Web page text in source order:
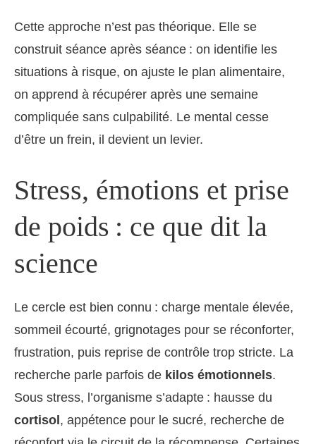
Cette approche n’est pas théorique. Elle se
construit séance après séance : on identifie les
situations à risque, on ajuste le plan alimentaire,
on apprend à récupérer après une semaine
compliquée sans culpabilité. Le mental cesse
d’être un frein, il devient un levier.
Stress, émotions et prise
de poids : ce que dit la
science
Le cercle est bien connu : charge mentale élevée,
sommeil écourté, grignotages pour se réconforter,
frustration, puis reprise de contrôle trop stricte. La
recherche parle parfois de kilos émotionnels.
Sous stress, l’organisme s’adapte : hausse du
cortisol , appétence pour le sucré, recherche de